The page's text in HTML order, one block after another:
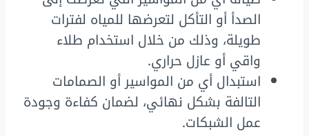
الصدأ أو التأكل لتعرضها للمياه لفترات
طويلة، وذلك من خلال استخدام طلاء
واقي أو عازل حراري.
استبدال أي من المواسير أو الصمامات
التالفة بشكل نهائي، لضمان كفاءة وجودة
عمل الشبكات.